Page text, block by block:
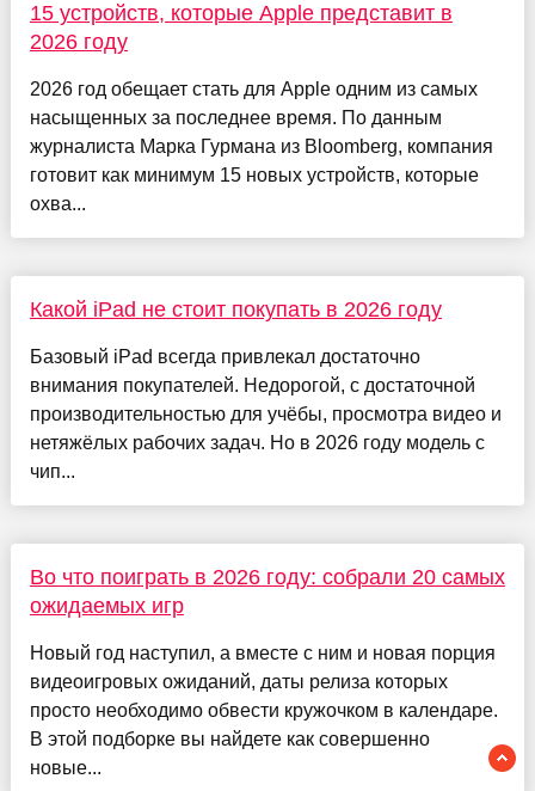
15 устройств, которые Apple представит в
2026 году
2026 год обещает стать для Apple одним из самых
насыщенных за последнее время. По данным
журналиста Марка Гурмана из Bloomberg, компания
готовит как минимум 15 новых устройств, которые
охва...
Какой iPad не стоит покупать в 2026 году
Базовый iPad всегда привлекал достаточно
внимания покупателей. Недорогой, с достаточной
производительностью для учёбы, просмотра видео и
нетяжёлых рабочих задач. Но в 2026 году модель с
чип...
Во что поиграть в 2026 году: собрали 20 самых
ожидаемых игр
Новый год наступил, а вместе с ним и новая порция
видеоигровых ожиданий, даты релиза которых
просто необходимо обвести кружочком в календаре.
В этой подборке вы найдете как совершенно
новые...